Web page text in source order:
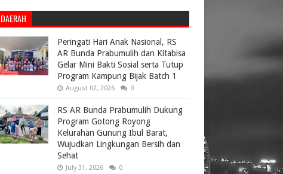
DAERAH
Peringati Hari Anak Nasional, RS
AR Bunda Prabumulih dan Kitabisa
Gelar Mini Bakti Sosial serta Tutup
Program Kampung Bijak Batch 1
August 02, 2026 0
RS AR Bunda Prabumulih Dukung
Program Gotong Royong
Kelurahan Gunung Ibul Barat,
Wujudkan Lingkungan Bersih dan
Sehat
July 31, 2026 0